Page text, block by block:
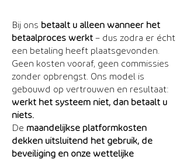
Bij ons betaalt u alleen wanneer het
betaalproces werkt – dus zodra er écht
een betaling heeft plaatsgevonden.
Geen kosten vooraf, geen commissies
zonder opbrengst. Ons model is
gebouwd op vertrouwen en resultaat:
werkt het systeem niet, dan betaalt u
niets.
De maandelijkse platformkosten
dekken uitsluitend het gebruik, de
beveiliging en onze wettelijke